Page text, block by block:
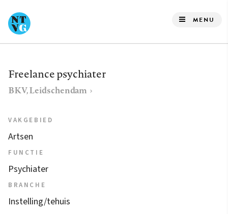
naar
de
gaan
MENU
Freelance psychiater
BKV, Leidschendam
VAKGEBIED
Artsen
FUNCTIE
Psychiater
BRANCHE
Instelling/tehuis